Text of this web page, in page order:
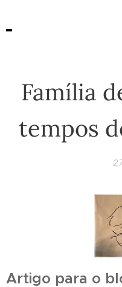
Família
tempos
Artigo para o